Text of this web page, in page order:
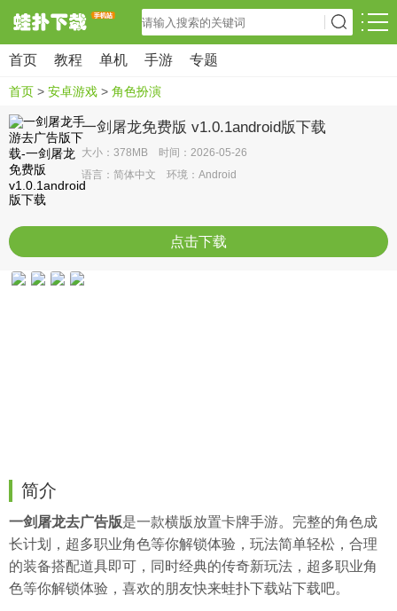
首页 教程 单机 手游 专题
首页 > 安卓游戏 > 角色扮演
一剑屠龙免费版 v1.0.1android版下载
大小：378MB 时间：2026-05-26
语言：简体中文 环境：Android
点击下载
简介
一剑屠龙去广告版是一款横版放置卡牌手游。完整的角色成
长计划，超多职业角色等你解锁体验，玩法简单轻松，合理
的装备搭配道具即可，同时经典的传奇新玩法，超多职业角
色等你解锁体验，喜欢的朋友快来蛙扑下载站下载吧。